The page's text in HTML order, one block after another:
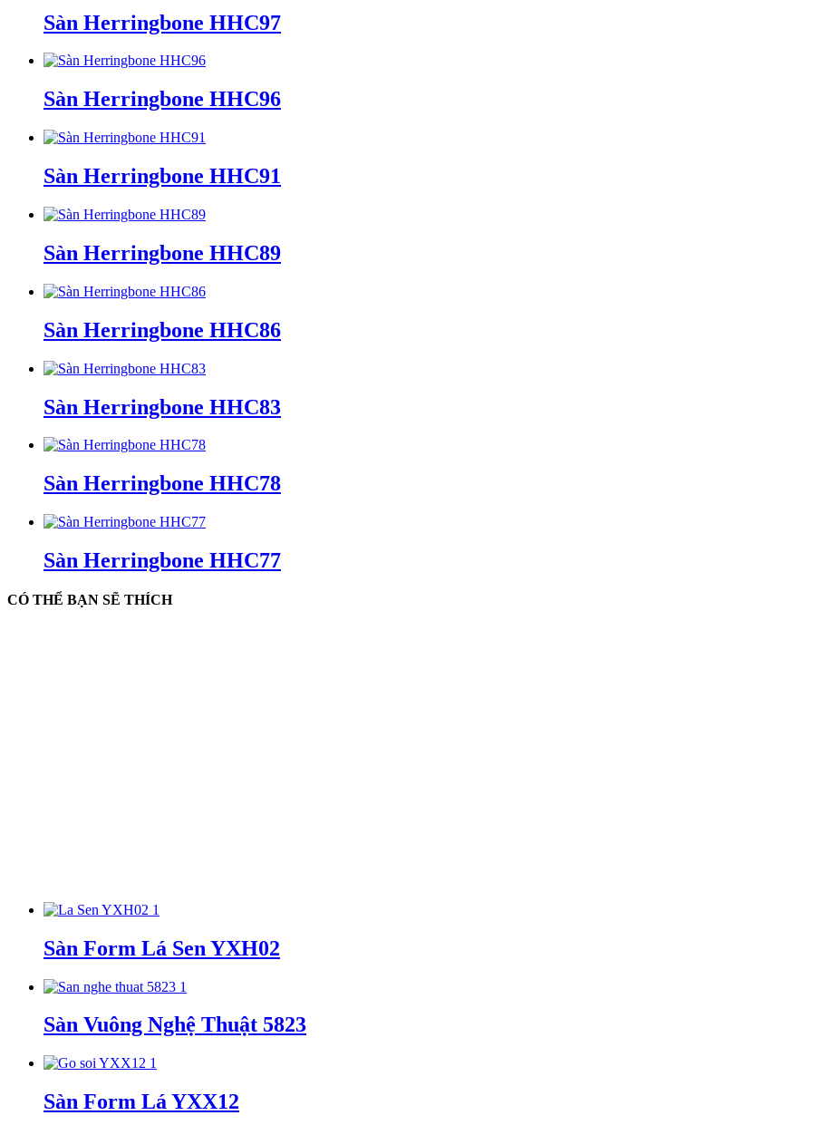
Sàn Herringbone HHC97
Sàn Herringbone HHC96
Sàn Herringbone HHC91
Sàn Herringbone HHC89
Sàn Herringbone HHC86
Sàn Herringbone HHC83
Sàn Herringbone HHC78
Sàn Herringbone HHC77
CÓ THỂ BẠN SẼ THÍCH
Sàn Form Lá Sen YXH02
Sàn Vuông Nghệ Thuật 5823
Sàn Form Lá YXX12